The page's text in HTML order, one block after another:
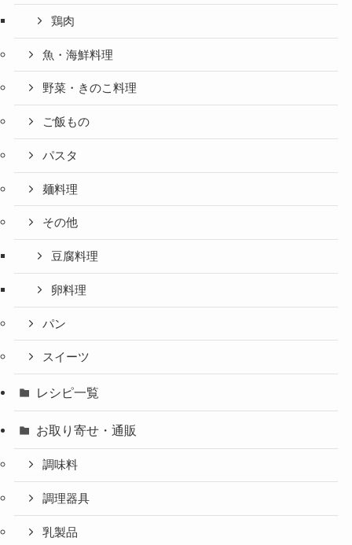
鶏肉
魚・海鮮料理
野菜・きのこ料理
ご飯もの
パスタ
麺料理
その他
豆腐料理
卵料理
パン
スイーツ
レシピ一覧
お取り寄せ・通販
調味料
調理器具
乳製品